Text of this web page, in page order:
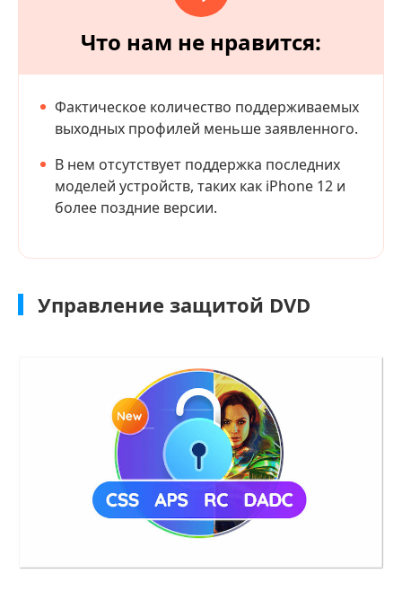
Что нам не нравится:
Фактическое количество поддерживаемых
выходных профилей меньше заявленного.
В нем отсутствует поддержка последних
моделей устройств, таких как iPhone 12 и
более поздние версии.
Управление защитой DVD